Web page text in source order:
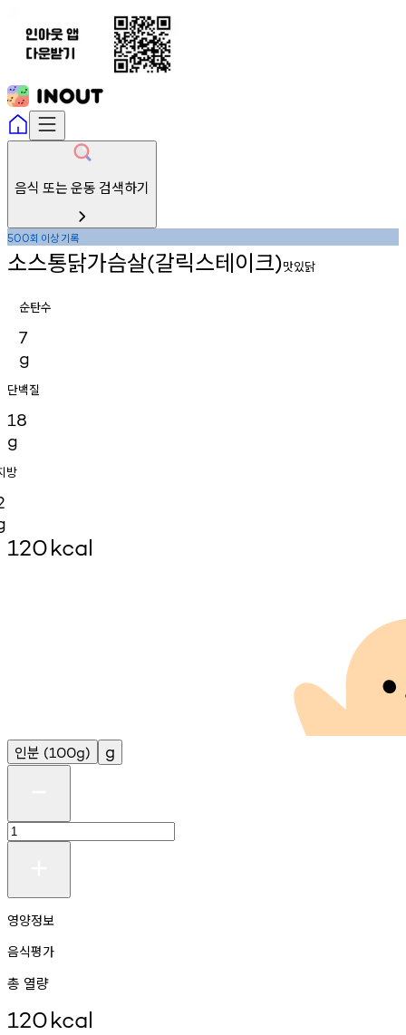
음식 또는 운동 검색하기
500회 이상기록
소스통닭가슴살(갈릭스테이크)맛있닭
순탄수
7
g
단백질
18
g
방
120kcal
인분 (100g) g
영양정보
음식평가
총 열량
120kcal